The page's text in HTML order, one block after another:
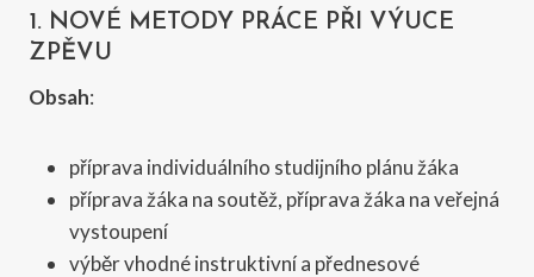
1. NOVÉ METODY PRÁCE PŘI VÝUCE
ZPĚVU
Obsah:
příprava individuálního studijního plánu žáka
příprava žáka na soutěž, příprava žáka na veřejná
vystoupení
výběr vhodné instruktivní a přednesové